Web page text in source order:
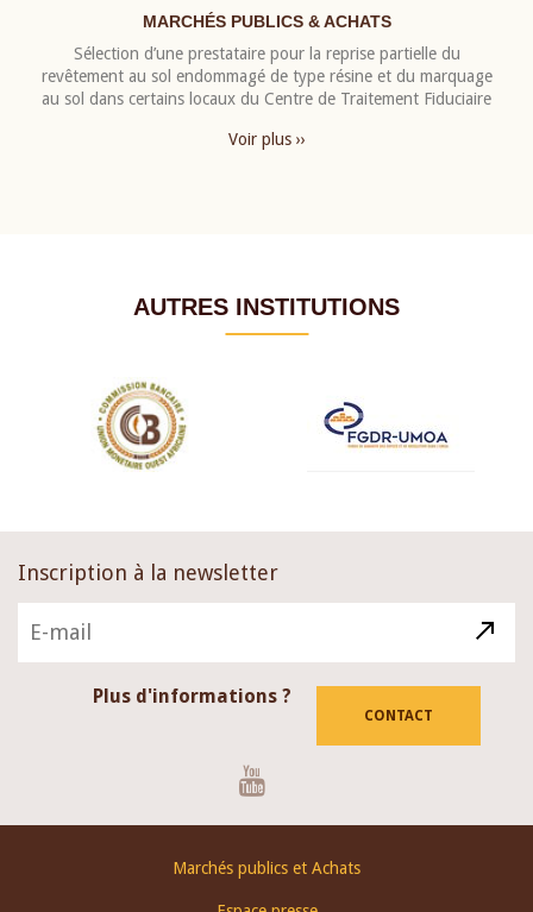
MARCHÉS PUBLICS & ACHATS
Sélection d’une prestataire pour la reprise partielle du
revêtement au sol endommagé de type résine et du marquage
au sol dans certains locaux du Centre de Traitement Fiduciaire
Voir plus ››
AUTRES INSTITUTIONS
Inscription à la newsletter
Plus d'informations ?
CONTACT
Marchés publics et Achats